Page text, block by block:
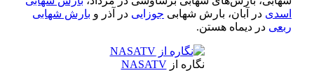
اسدی در آبان، بارش شهابی جوزایی در آذر و بارش شهابی
ربعی در دیماه هستن.
نگاره ازNASATV